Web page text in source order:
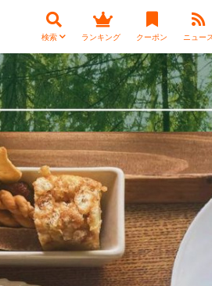
検索 ランキング クーポン ニュー